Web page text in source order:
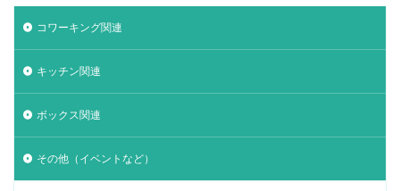
コワーキング関連
キッチン関連
ボックス関連
その他（イベントなど）